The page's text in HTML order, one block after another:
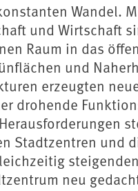
Wandel.
und Wirtschaft
Raum in das
und
erzeugten
drohende
Stadtzentren und
neu